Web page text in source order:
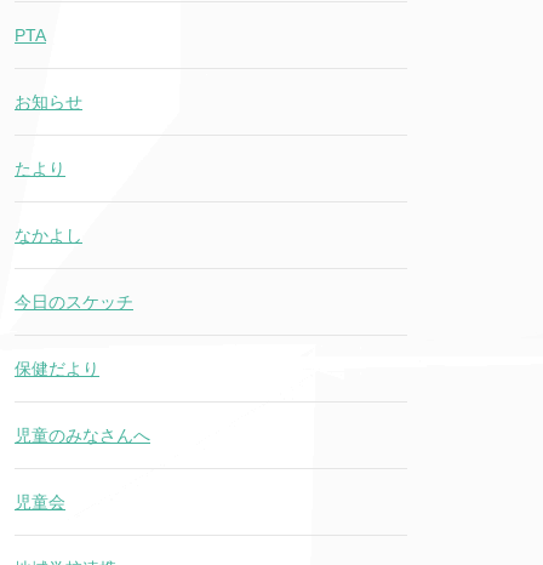
PTA
お知らせ
たより
なかよし
今日のスケッチ
保健だより
児童のみなさんへ
児童会